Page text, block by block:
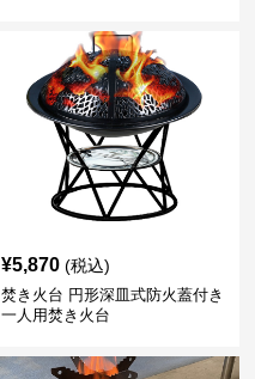
¥5,870 (税込)
焚き火台 円形深皿式防火蓋付き
一人用焚き火台